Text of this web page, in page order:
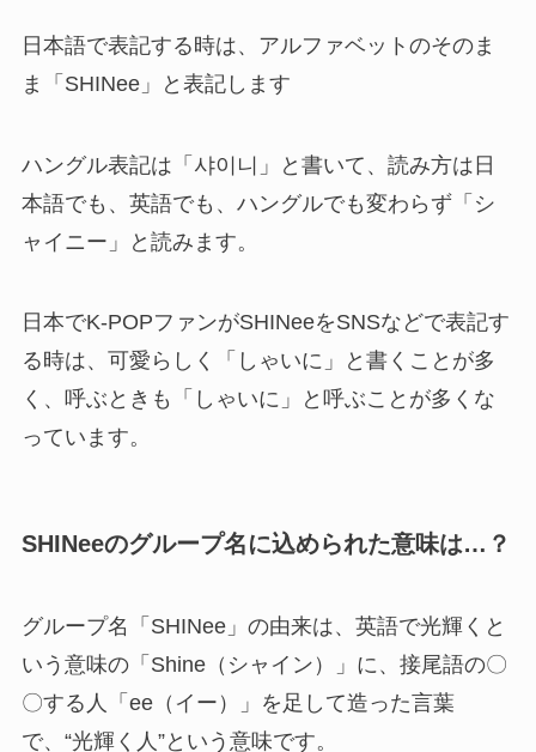
日本語で表記する時は、アルファベットのそのま
ま「SHINee」と表記します
ハングル表記は「샤이니」と書いて、読み方は日
本語でも、英語でも、ハングルでも変わらず「シ
ャイニー」と読みます。
日本でK-POPファンがSHINeeをSNSなどで表記す
る時は、可愛らしく「しゃいに」と書くことが多
く、呼ぶときも「しゃいに」と呼ぶことが多くな
っています。
SHINeeのグループ名に込められた意味は…？
グループ名「SHINee」の由来は、英語で光輝くと
いう意味の「Shine（シャイン）」に、接尾語の〇
〇する人「ee（イー）」を足して造った言葉
で、“光輝く人”という意味です。